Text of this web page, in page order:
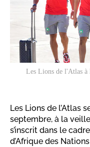
Les Lions de l'Atlas à
Les Lions de l’Atlas
septembre, à la
s’inscrit dans le
d’Afrique des